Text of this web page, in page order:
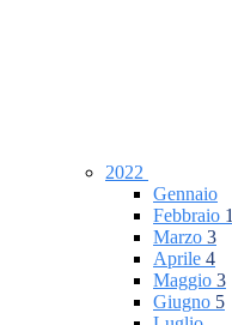
2022
Gennaio
Febbraio 1
Marzo 3
Aprile 4
Maggio 3
Giugno 5